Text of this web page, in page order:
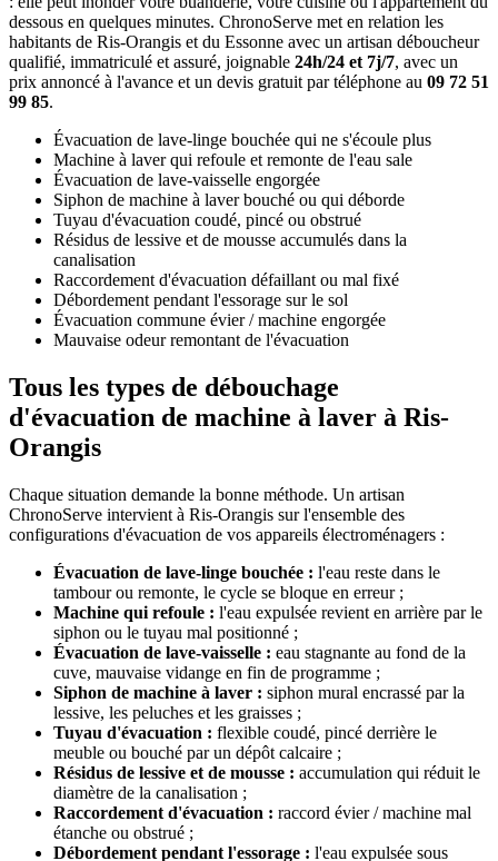
dessous en quelques minutes. ChronoServe met en relation les
habitants de Ris-Orangis et du Essonne avec un artisan déboucheur
qualifié, immatriculé et assuré, joignable 24h/24 et 7j/7, avec un
prix annoncé à l'avance et un devis gratuit par téléphone au 09 72 51
99 85.
Évacuation de lave-linge bouchée qui ne s'écoule plus
Machine à laver qui refoule et remonte de l'eau sale
Évacuation de lave-vaisselle engorgée
Siphon de machine à laver bouché ou qui déborde
Tuyau d'évacuation coudé, pincé ou obstrué
Résidus de lessive et de mousse accumulés dans la
canalisation
Raccordement d'évacuation défaillant ou mal fixé
Débordement pendant l'essorage sur le sol
Évacuation commune évier / machine engorgée
Mauvaise odeur remontant de l'évacuation
Tous les types de débouchage
d'évacuation de machine à laver à Ris-
Orangis
Chaque situation demande la bonne méthode. Un artisan
ChronoServe intervient à Ris-Orangis sur l'ensemble des
configurations d'évacuation de vos appareils électroménagers :
Évacuation de lave-linge bouchée : l'eau reste dans le
tambour ou remonte, le cycle se bloque en erreur ;
Machine qui refoule : l'eau expulsée revient en arrière par le
siphon ou le tuyau mal positionné ;
Évacuation de lave-vaisselle : eau stagnante au fond de la
cuve, mauvaise vidange en fin de programme ;
Siphon de machine à laver : siphon mural encrassé par la
lessive, les peluches et les graisses ;
Tuyau d'évacuation : flexible coudé, pincé derrière le
meuble ou bouché par un dépôt calcaire ;
Résidus de lessive et de mousse : accumulation qui réduit le
diamètre de la canalisation ;
Raccordement d'évacuation : raccord évier / machine mal
étanche ou obstrué ;
Débordement pendant l'essorage : l'eau expulsée sous